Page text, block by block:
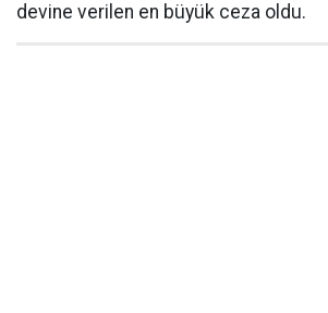
devine verilen en büyük ceza oldu.